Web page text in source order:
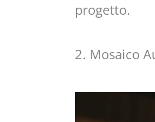
progetto.
2. Mosaico